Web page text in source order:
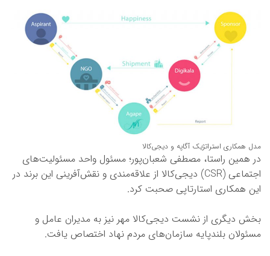
مدل همکاری استراتژیک آگاپه و دیجی‌کالا
در همین راستا، مصطفی شعبان‌پور؛ مسئول واحد مسئولیت‌های
اجتماعی (CSR) دیجی‌کالا از علاقه‌مندی و نقش‌آفرینی این برند در
این همکاری استارتاپی صحبت کرد.
بخش دیگری از نشست دیجی‌کالا مهر نیز به مدیران عامل و
مسئولان بلندپایه سازمان‌های مردم نهاد اختصاص یافت.